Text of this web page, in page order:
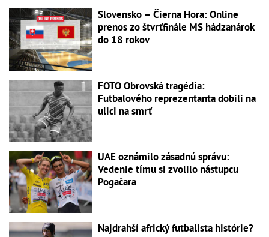
Slovensko – Čierna Hora: Online
prenos zo štvrťfinále MS hádzanárok
do 18 rokov
FOTO Obrovská tragédia:
Futbalového reprezentanta dobili na
ulici na smrť
UAE oznámilo zásadnú správu:
Vedenie tímu si zvolilo nástupcu
Pogačara
Najdrahší africký futbalista histórie?